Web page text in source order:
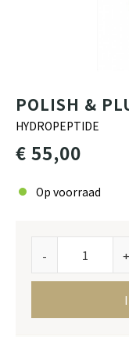
POLISH &
HYDROPEPTIDE
€ 55,00
Op voorraad
- +